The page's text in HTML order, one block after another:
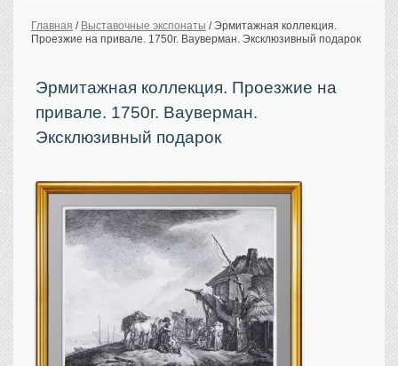
История Российской империи. Обычаи
Предметы VIP
Портреты царской семьи
Старинные планы городов
Санкт-Петербург
Российская империя
Прочие
Старинные карты
Европа
Исторические карты
Главная / Выставочные экспонаты / Эрмитажная коллекция.
Проезжие на привале. 1750г. Вауверман. Эксклюзивный подарок
Эрмитажная коллекция. Проезжие на
привале. 1750г. Вауверман.
Эксклюзивный подарок